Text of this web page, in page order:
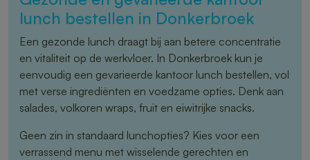
lunch bestellen in Donkerbroek
Een gezonde lunch draagt bij aan betere concentratie
en vitaliteit op de werkvloer. In Donkerbroek kun je
eenvoudig een gevarieerde kantoor lunch bestellen, vol
met verse ingrediënten en voedzame opties. Denk aan
salades, volkoren wraps, fruit en eiwitrijke snacks.
Geen zin in standaard lunchopties? Kies voor een
verrassend menu met wisselende gerechten en